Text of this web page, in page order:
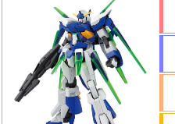
活